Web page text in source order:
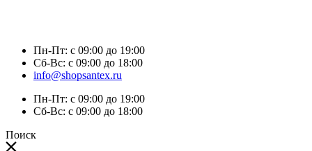
Пн-Пт: с 09:00 до 19:00
Сб-Вс: с 09:00 до 18:00
info@shopsantex.ru
Пн-Пт: с 09:00 до 19:00
Сб-Вс: с 09:00 до 18:00
Поиск